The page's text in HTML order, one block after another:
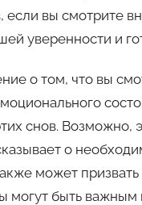
если вы смотрите
уверенности и
о том, что вы
снов.
о
может
могут быть